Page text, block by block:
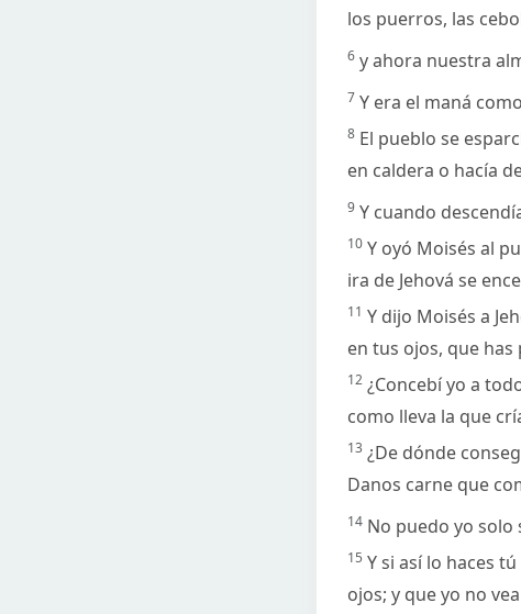
los puerros, las
6 y ahora nuestra
7 Y era el maná
8 El pueblo se
en caldera o hacía
9 Y cuando
10 Y oyó Moisés al
ira de Jehová se
11 Y dijo Moisés a
en tus ojos, que
12 ¿Concebí yo a
como lleva la que
13 ¿De dónde
Danos carne que
14 No puedo yo solo
15 Y si así lo haces
ojos; y que yo no